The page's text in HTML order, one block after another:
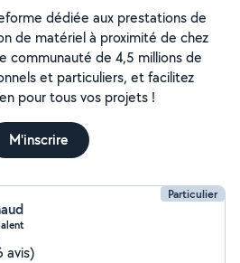
dédiée aux prestations de
de matériel à proximité de chez
communauté de 4,5 millions de
et particuliers, et facilitez
pour tous vos projets !
M'inscrire
Particulier
avis)